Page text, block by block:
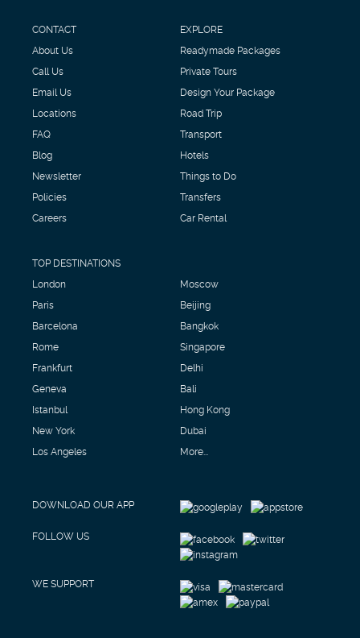
CONTACT
About Us
Call Us
Email Us
Locations
FAQ
Blog
Newsletter
Policies
Careers
EXPLORE
Readymade Packages
Private Tours
Design Your Package
Road Trip
Transport
Hotels
Things to Do
Transfers
Car Rental
TOP DESTINATIONS
London
Paris
Barcelona
Rome
Frankfurt
Geneva
Istanbul
New York
Los Angeles
Moscow
Beijing
Bangkok
Singapore
Delhi
Bali
Hong Kong
Dubai
More...
DOWNLOAD OUR APP
FOLLOW US
WE SUPPORT